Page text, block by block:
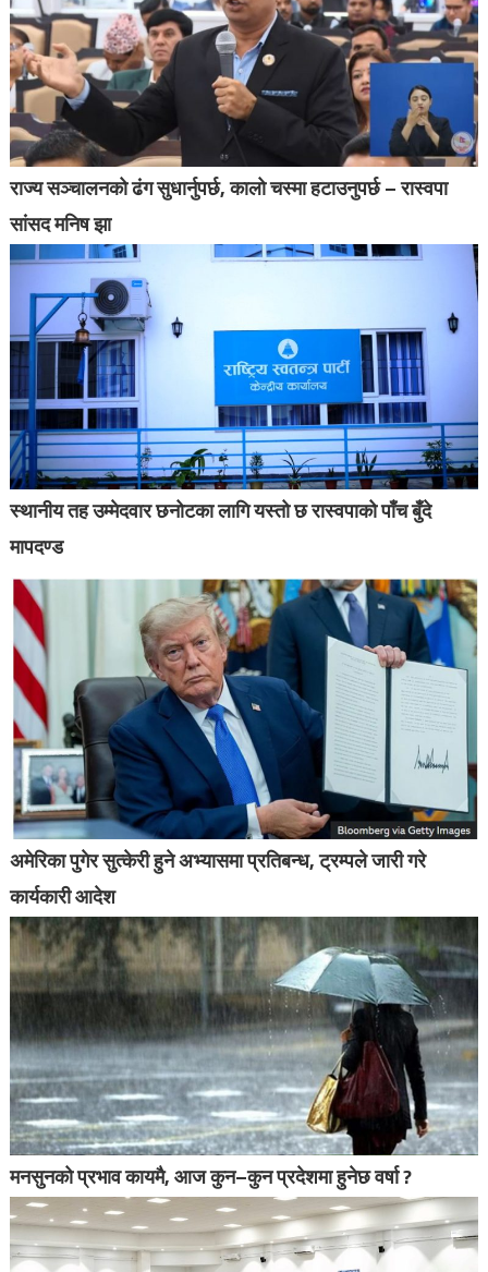
राज्य सञ्चालनको ढंग सुधार्नुपर्छ, कालो चस्मा हटाउनुपर्छ – रास्वपा
सांसद मनिष झा
स्थानीय तह उम्मेदवार छनोटका लागि यस्तो छ रास्वपाको पाँच बुँदे
मापदण्ड
अमेरिका पुगेर सुत्केरी हुने अभ्यासमा प्रतिबन्ध, ट्रम्पले जारी गरे
कार्यकारी आदेश
मनसुनको प्रभाव कायमै, आज कुन–कुन प्रदेशमा हुनेछ वर्षा ?